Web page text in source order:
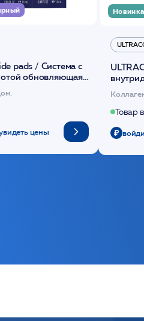
pads / Cистема с
обновляющая
цены
Новинка
основе
Товар